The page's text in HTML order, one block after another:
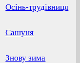
Осінь-трудівниця
Сашуня
Знову зима